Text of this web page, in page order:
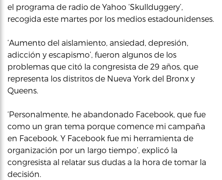
el programa de radio de Yahoo ‘Skullduggery’,
recogida este martes por los medios estadounidenses.
‘Aumento del aislamiento, ansiedad, depresión,
adicción y escapismo’, fueron algunos de los
problemas que citó la congresista de 29 años, que
representa los distritos de Nueva York del Bronx y
Queens.
‘Personalmente, he abandonado Facebook, que fue
como un gran tema porque comence mi campaña
en Facebook. Y Facebook fue mi herramienta de
organización por un largo tiempo’, explicó la
congresista al relatar sus dudas a la hora de tomar la
decisión.